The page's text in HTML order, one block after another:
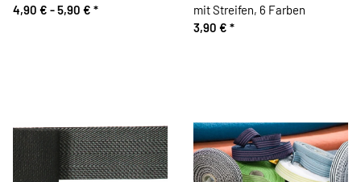
4,90 € -5,90 € *
mit Streifen, 6 Farben
3,90 € *